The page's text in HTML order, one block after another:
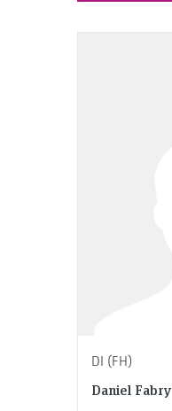
DI (FH)
Daniel Fabry